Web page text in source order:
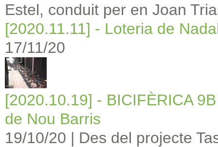
Estel, conduit per en Joan
[2020.11.11] - Loteria de
17/11/20
[2020.10.19] - BICIFÈRICA
de Nou Barris
19/10/20 | Des del projecte